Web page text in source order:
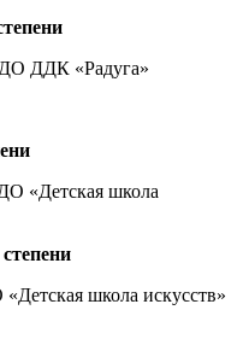
ДДК «Радуга»
«Детская школа
степени
школа искусств»